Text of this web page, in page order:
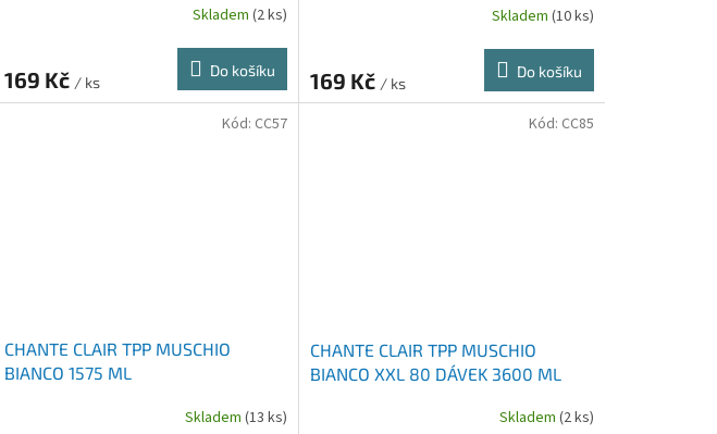
Skladem (2 ks)
169 Kč / ks
Do košíku
Skladem (10 ks)
169 Kč / ks
Do košíku
CHANTE CLAIR TPP MUSCHIO
BIANCO 1575 ML
Skladem (13 ks)
Kód: CC57
CHANTE CLAIR TPP MUSCHIO
BIANCO XXL 80 DÁVEK 3600 ML
Skladem (2 ks)
Kód: CC85